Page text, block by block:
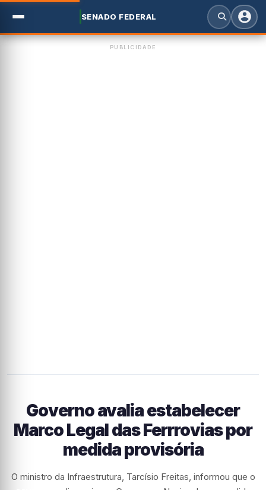
SENADO FEDERAL
PUBLICIDADE
Governo avalia estabelecer
Marco Legal das Ferrrovias por
medida provisória
O ministro da Infraestrutura, Tarcísio Freitas, informou que o